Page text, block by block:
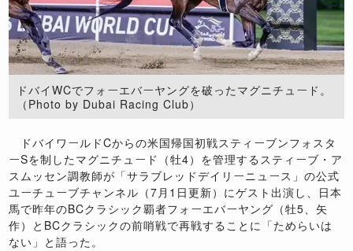
ドバイWCでフォーエバーヤングを破ったマグニチュード。
（Photo by Dubai Racing Club）
ドバイワールドCからの米国帰国初戦スティーブンフォスタ
ーSを制したマグニチュード（牡4）を管理するスティーブ・ア
スムッセン調教師が「サラブレッドデイリーニュース」の公式
ユーチューブチャンネル（7月1日更新）にゲスト出演し、日本
馬で昨年のBCクラシック覇者フォーエバーヤング（牡5、矢
作）とBCクラシックの前哨戦で再戦することに「ためらいは
ない」と語った。